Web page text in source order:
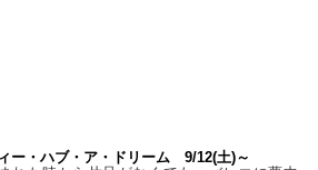
ー・ハブ・ア・ドリーム 9/12(土)～